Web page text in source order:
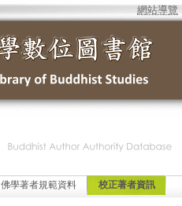
網站導覽
佛學著者規範資料 校正著者資訊